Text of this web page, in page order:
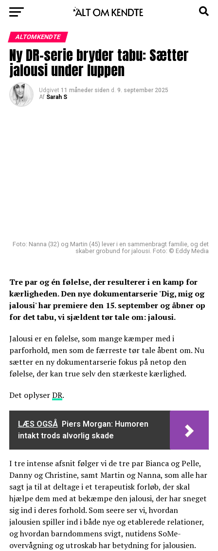
ALTOMKENDTE
Ny DR-serie bryder tabu: Sætter
jalousi under luppen
Udgivet 11 måneder siden d. 9. september 2025
Af Sarah S
Foto: Nanna (32) og Martin (45) lever i en sammenbragt familie, og det
skaber grobund for jalousi. Foto: © Eddy Media
Tre par og én følelse, der resulterer i en kamp for
kærligheden. Den nye dokumentarserie 'Dig, mig og
jalousi' har premiere den 15. september og åbner op
for det tabu, vi sjældent tør tale om: jalousi.
Jalousi er en følelse, som mange kæmper med i
parforhold, men som de færreste tør tale åbent om. Nu
sætter en ny dokumentarserie fokus på netop den
følelse, der kan true selv den stærkeste kærlighed.
Det oplyserDR.
LÆS OGSÅ Piers Morgan: Humoren
intakt trods alvorlig skade
I tre intense afsnit følger vi de tre par Bianca og Pelle,
Danny og Christine, samt Martin og Nanna, som alle har
sagt ja til at deltage i et terapeutisk forløb, der skal
hjælpe dem med at bekæmpe den jalousi, der har sneget
sig ind i deres forhold. Som seere ser vi, hvordan
jalousien spiller ind i både nye og etablerede relationer,
og hvordan barndommens svigt, nutidens SoMe-
overvågning og utroskab har betydning for jalousien.